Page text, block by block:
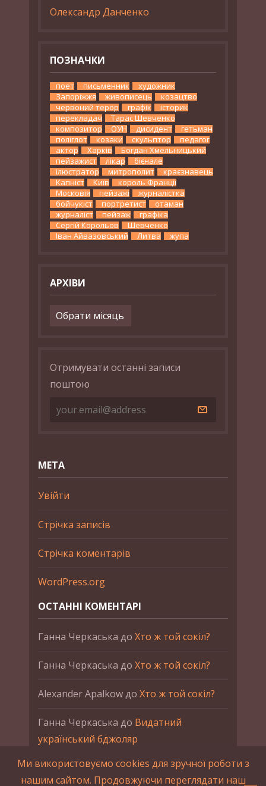
Олександр Данченко
ПОЗНАЧКИ
поет письменник
художник
Запоріжжя
живописець
козацтво
червоний терор
графік
історик
перекладач
Тарас Шевченко
композитор
ОУН дисидент
гетьман
поліглот
козаки скульптор
педагог
актор
Харків
Богдан Хмельницький
пейзажист
лікар
бієнале
ілюстратор
митрополит
краєзнавець
Капніст
Київ
король Франції
Московія
пейзажі
журналістка
бойчукіст
портретист
отаман
журналіст
пейзаж
графіка
Сергій Корольов
Шевченко
Іван Айвазовський
Литва жупа
АРХІВИ
Архіви
Отримувати останні записи
поштою
МЕТА
Увійти
Стрічка записів
Стрічка коментарів
WordPress.org
ОСТАННІ КОМЕНТАРІ
Ганна Черкаська до Хто ж той сокіл?
Ганна Черкаська до Хто ж той сокіл?
Alexander Apalkowдо Хто ж той сокіл?
Ганна Черкаська до Видатний
український бджоляр
Ганна ЧеркаськадоПетро Франко
Ми використовуємо cookies для зручної роботи з
нашим сайтом. Продовжуючи переглядати наш